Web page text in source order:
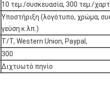
10 τεμ./συσκευασία, 300 τεμ./
Υποστήριξη (λογότυπο, χρώμα,
γεύση κ.λπ.)
T/T, Western Union, Paypal,
300
Διχτυωτό πηνίο